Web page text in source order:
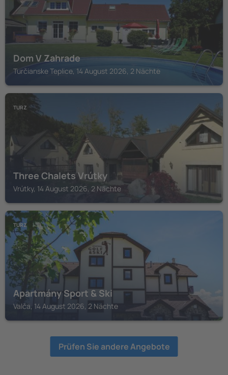
Dom V Zahrade
Turčianske Teplice, 14 August 2026, 2 Nächte
TURZ
Three Chalets Vrútky
Vrútky, 14 August 2026, 2 Nächte
TURZ
Apartmány Sport & Ski
Valča, 14 August 2026, 2 Nächte
Prüfen Sie andere Angebote